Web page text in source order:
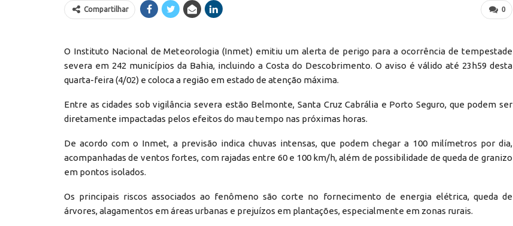
0
Compartilhar
O Instituto Nacional de Meteorologia (Inmet) emitiu um alerta de perigo para a ocorrência de tempestade
severa em 242 municípios da Bahia, incluindo a Costa do Descobrimento. O aviso é válido até 23h59 desta
quarta-feira (4/02) e coloca a região em estado de atenção máxima.
Entre as cidades sob vigilância severa estão Belmonte, Santa Cruz Cabrália e Porto Seguro, que podem ser
diretamente impactadas pelos efeitos do mau tempo nas próximas horas.
De acordo com o Inmet, a previsão indica chuvas intensas, que podem chegar a 100 milímetros por dia,
acompanhadas de ventos fortes, com rajadas entre 60 e 100 km/h, além de possibilidade de queda de granizo
em pontos isolados.
Os principais riscos associados ao fenômeno são corte no fornecimento de energia elétrica, queda de
árvores, alagamentos em áreas urbanas e prejuízos em plantações, especialmente em zonas rurais.